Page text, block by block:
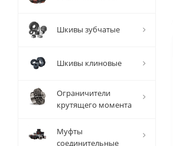
Шкивы зубчатые
Шкивы клиновые
Ограничители
крутящего момента
Муфты
соединительные